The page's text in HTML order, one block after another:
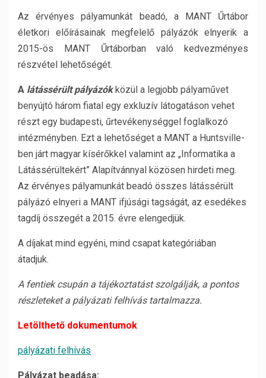
Az érvényes pályamunkát beadó, a MANT Űrtábor
életkori előírásainak megfelelő pályázók elnyerik a
2015-ös MANT Űrtáborban való kedvezményes
részvétel lehetőségét.
A látássérült pályázókközül a legjobb pályaművet
benyújtó három fiatal egy exkluzív látogatáson vehet
részt egy budapesti, űrtevékenységgel foglalkozó
intézményben. Ezt a lehetőséget a MANT a Huntsville-
ben járt magyar kísérőkkel valamint az „Informatika a
Látássérültekért” Alapítvánnyal közösen hirdeti meg.
Az érvényes pályamunkát beadó összes látássérült
pályázó elnyeri a MANT ifjúsági tagságát, az esedékes
tagdíj összegét a 2015. évre elengedjük.
A díjakat mind egyéni, mind csapat kategóriában
átadjuk.
A fentiek csupán a tájékoztatást szolgálják, a pontos
részleteket a pályázati felhívás tartalmazza.
Letölthető dokumentumok
pályázati felhívás
Pályázat beadása: